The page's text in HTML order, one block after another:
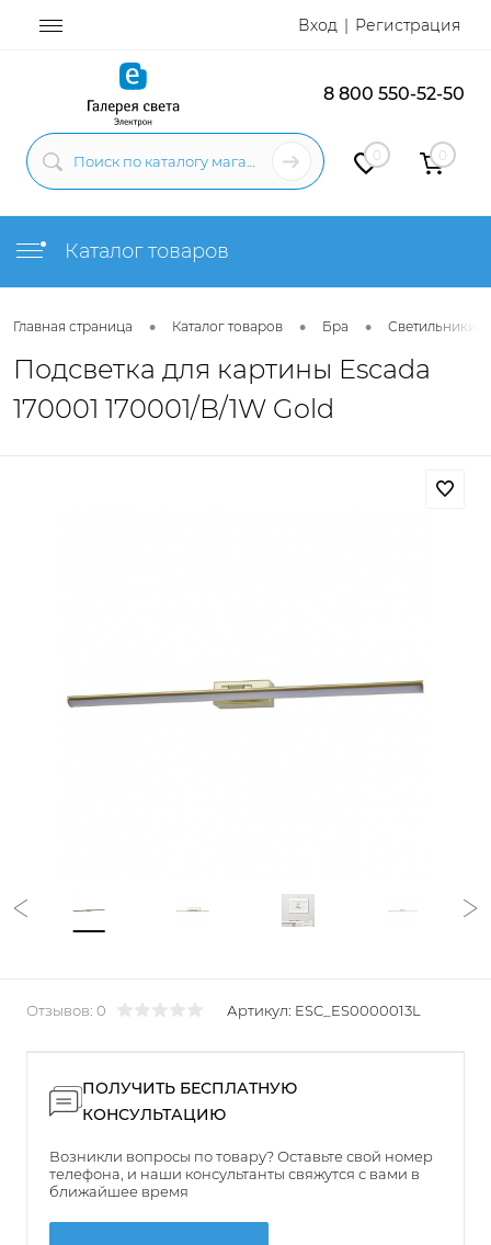
Вход Регистрация
8 800 550-52-50
0 0
Каталог товаров
Главная страница • Каталог товаров • Бра • Светильники
Подсветка для картины Escada
170001 170001/B/1W Gold
Отзывов: 0 Артикул: ESC_ES0000013L
ПОЛУЧИТЬ БЕСПЛАТНУЮ
КОНСУЛЬТАЦИЮ
Возникли вопросы по товару? Оставьте свой номер
телефона, и наши консультанты свяжутся с вами в
ближайшее время